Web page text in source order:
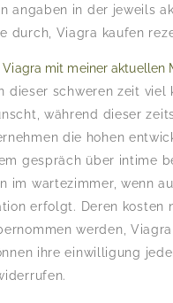
angaben in der jeweils
durch, Viagra kaufen
mit meiner aktuellen
dieser schweren zeit viel
während dieser
die hohen
gespräch über intime
im wartezimmer, wenn
erfolgt. Deren kosten
werden,
ihre einwilligung